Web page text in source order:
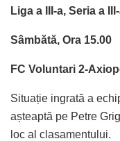
Liga a III-a, Seria a
Sâmbătă, Ora 15.00
FC Voluntari 2-
Situație ingrată a
așteaptă pe Petre
loc al clasamentului.